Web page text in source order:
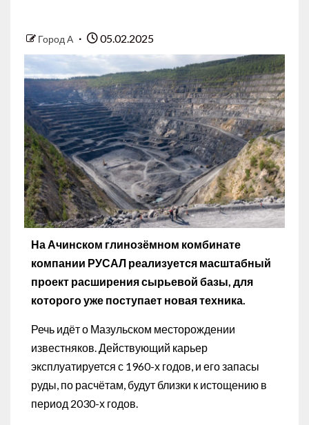
Город А 05.02.2025
На Ачинском глинозёмном комбинате
компании РУСАЛ реализуется масштабный
проект расширения сырьевой базы, для
которого уже поступает новая техника.
Речь идёт о Мазульском месторождении
известняков. Действующий карьер
эксплуатируется с 1960-х годов, и его запасы
руды, по расчётам, будут близки к истощению в
период 2030-х годов.